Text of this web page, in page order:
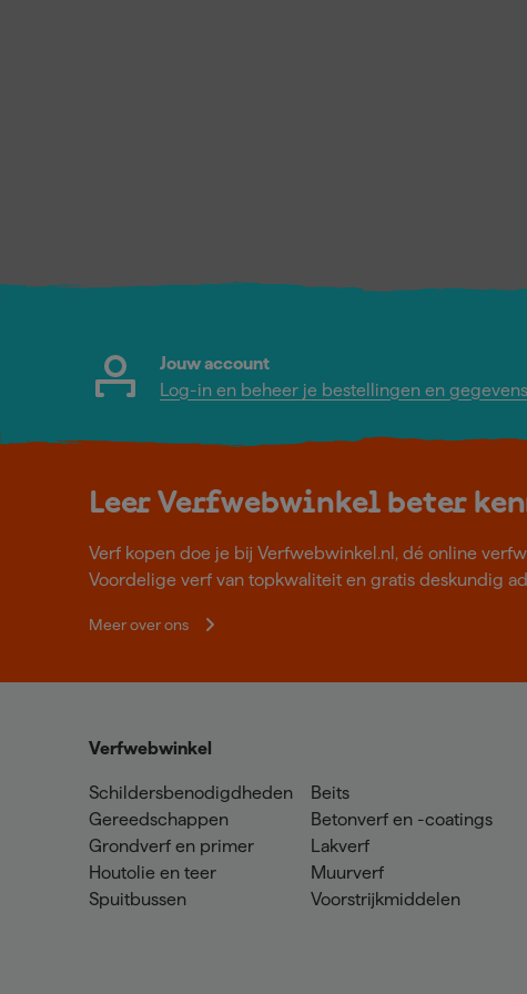
Jouw account
Log-in en beheer je bestellingen en gegevens
Leer Verfwebwinkel beter
Verf kopen doe je bij Verfwebwinkel.nl, dé online
Voordelige verf van topkwaliteit en gratis deskundig
Meer over ons
Verfwebwinkel
Schildersbenodigdheden
Gereedschappen
Grondverf en primer
Houtolie en teer
Spuitbussen
Beits
Betonverf en -coatings
Lakverf
Muurverf
Voorstrijkmiddelen